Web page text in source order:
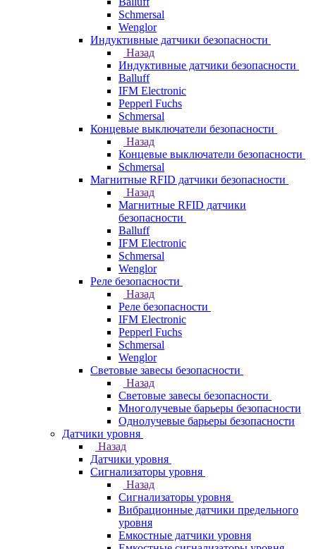
Schmersal
Wenglor
Индуктивные датчики безопасности
Назад
Индуктивные датчики безопасности
Balluff
IFM Electronic
Pepperl Fuchs
Schmersal
Концевые выключатели безопасности
Назад
Концевые выключатели безопасности
Schmersal
Магнитные RFID датчики безопасности
Назад
Магнитные RFID датчики
безопасности
Balluff
IFM Electronic
Schmersal
Wenglor
Реле безопасности
Назад
Реле безопасности
IFM Electronic
Pepperl Fuchs
Schmersal
Wenglor
Световые завесы безопасности
Назад
Световые завесы безопасности
Многолучевые барьеры безопасности
Однолучевые барьеры безопасности
Датчики уровня
Назад
Датчики уровня
Сигнализаторы уровня
Назад
Сигнализаторы уровня
Вибрационные датчики предельного
уровня
Емкостные датчики уровня